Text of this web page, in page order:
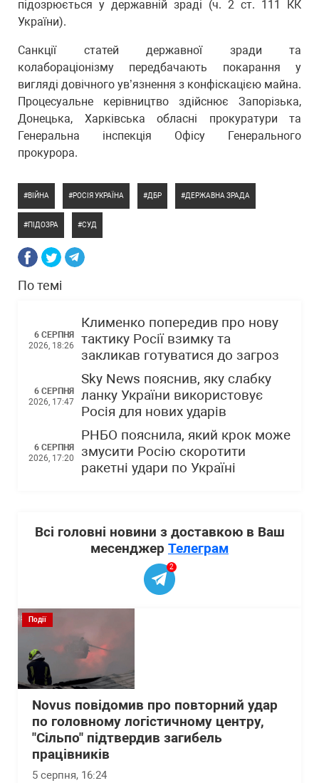
підозрюється у державній зраді (ч. 2 ст. 111 КК
України).
Санкції статей державної зради та
колабораціонізму передбачають покарання у
вигляді довічного ув’язнення з конфіскацією майна.
Процесуальне керівництво здійснює Запорізька,
Донецька, Харківська обласні прокуратури та
Генеральна інспекція Офісу Генерального
прокурора.
ВІЙНА РОСІЯ УКРАЇНА ДБР ДЕРЖАВНА ЗРАДА
ПІДОЗРА СУД
По темі
6 СЕРПНЯ
2026, 18:26
Клименко попередив про нову
тактику Росії взимку та
закликав готуватися до загроз
6 СЕРПНЯ
2026, 17:47
Sky News пояснив, яку слабку
ланку України використовує
Росія для нових ударів
6 СЕРПНЯ
2026, 17:20
РНБО пояснила, який крок може
змусити Росію скоротити
ракетні удари по Україні
Всі головні новини з доставкою в Ваш
месенджер Телеграм
2
Події
Novus повідомив про повторний удар
по головному логістичному центру,
"Сільпо" підтвердив загибель
працівників
5 серпня, 16:24